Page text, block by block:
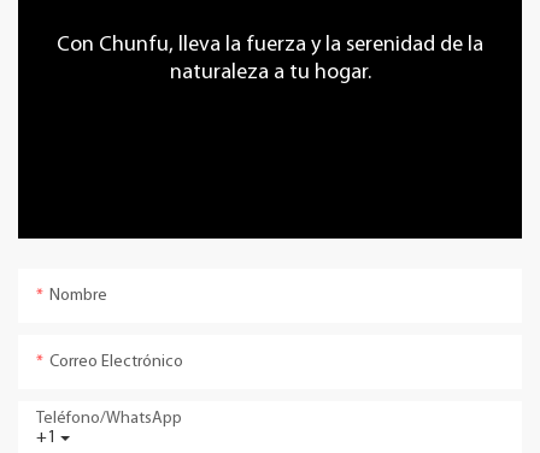
Con Chunfu, lleva la fuerza y ​​la serenidad de la
naturaleza a tu hogar.
Nombre
Correo Electrónico
+1
Teléfono/WhatsApp